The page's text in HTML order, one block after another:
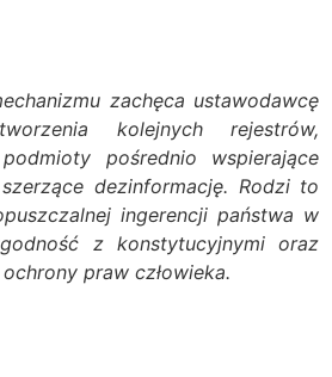
zachęca ustawodawcę
kolejnych rejestrów,
pośrednio wspierające
dezinformację. Rodzi to
ingerencji państwa w
z konstytucyjnymi oraz
praw człowieka.